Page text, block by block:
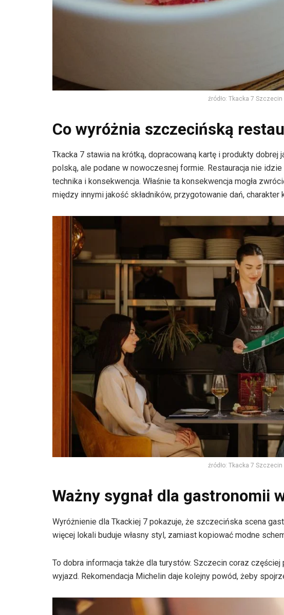
źródło: Tkacka 7 Szczecin
Co wyróżnia szczecińską
Tkacka 7 stawia na krótką, dopracowaną kartę i produkty dobrej
polską, ale podane w nowoczesnej formie. Restauracja nie
technika i konsekwencja. Właśnie ta konsekwencja mogła
między innymi jakość składników, przygotowanie dań,
źródło: Tkacka 7 Szczecin
Ważny sygnał dla gastronomii
Wyróżnienie dla Tkackiej 7 pokazuje, że szczecińska scena
więcej lokali buduje własny styl, zamiast kopiować modne
To dobra informacja także dla turystów. Szczecin coraz
wyjazd. Rekomendacja Michelin daje kolejny powód, żeby